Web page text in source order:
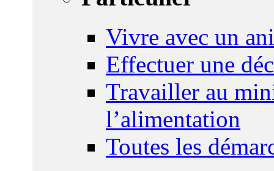
Vivre avec un
Effectuer une
Travailler au
l’alimentation
Toutes les